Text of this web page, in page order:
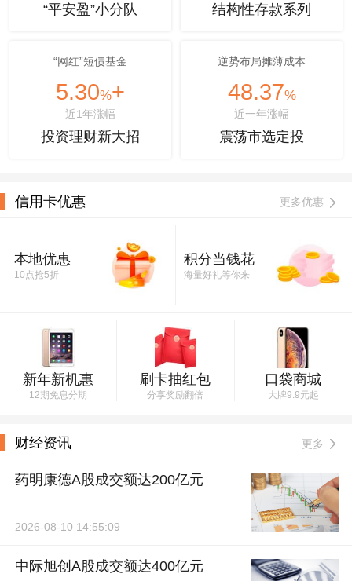
“平安盈”小分队 结构性存款系列
“网红”短债基金
5.30%+
近1年涨幅
投资理财新大招
逆势布局摊薄成本
48.37%
近一年涨幅
震荡市选定投
信用卡优惠 更多优惠
本地优惠
10点抢5折
积分当钱花
海量好礼等你来
新年新机惠
12期免息分期
刷卡抽红包
分享奖励翻倍
口袋商城
大牌9.9元起
财经资讯 更多
药明康德A股成交额达200亿元
2026-08-10 14:55:09
中际旭创A股成交额达400亿元